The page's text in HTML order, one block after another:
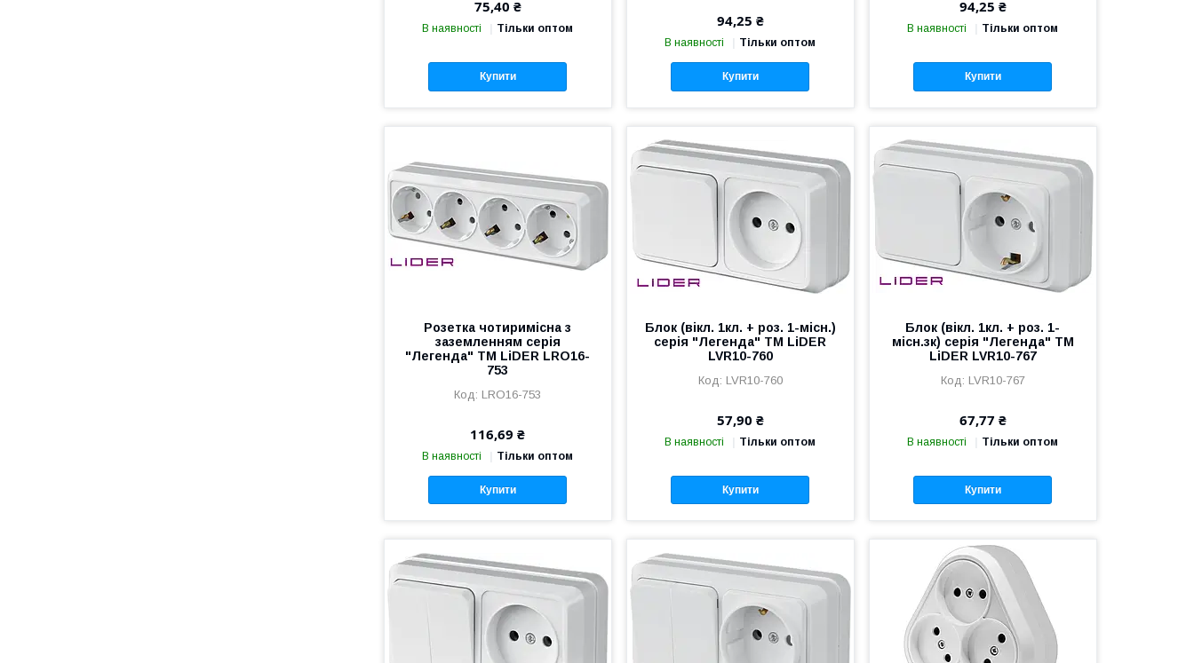
75,40 ₴
В наявності Тільки оптом
Купити
94,25 ₴
В наявності Тільки оптом
Купити
94,25 ₴
В наявності Тільки оптом
Купити
Розетка чотиримісна з
заземленням серія
"Легенда" TM LiDER LRO16-
753
LRO16-753
116,69 ₴
В наявності Тільки оптом
Купити
Блок (вікл. 1кл. + роз. 1-місн.)
серія "Легенда" TM LiDER
LVR10-760
LVR10-760
57,90 ₴
В наявності Тільки оптом
Купити
Блок (вікл. 1кл. + роз. 1-
місн.зк) серія "Легенда" TM
LiDER LVR10-767
LVR10-767
67,77 ₴
В наявності Тільки оптом
Купити